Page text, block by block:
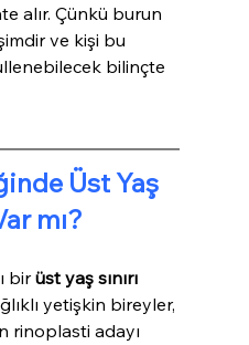
alır. Çünkü burun
ve kişi bu
bilinçte
Üst Yaş
mı?
bir üst yaş sınırı
yetişkin bireyler,
rinoplasti adayı